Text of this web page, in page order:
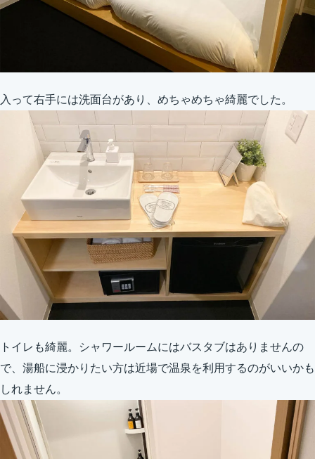
入って右手には洗面台があり、めちゃめちゃ綺麗でした。
トイレも綺麗。シャワールームにはバスタブはありませんの
で、湯船に浸かりたい方は近場で温泉を利用するのがいいかも
しれません。